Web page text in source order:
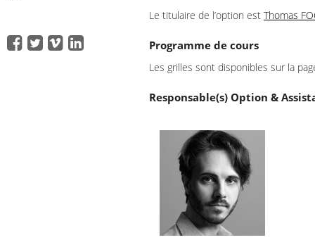
Le titulaire de l’option est Thomas
Programme de cours
Les grilles sont disponibles sur la
Responsable(s) Option &